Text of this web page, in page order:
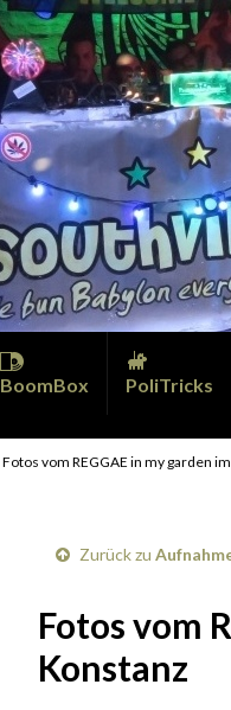
BoomBox PoliTricks
Fotos vom REGGAE in my garden
Zurück zu
Fotos vom
Konstanz